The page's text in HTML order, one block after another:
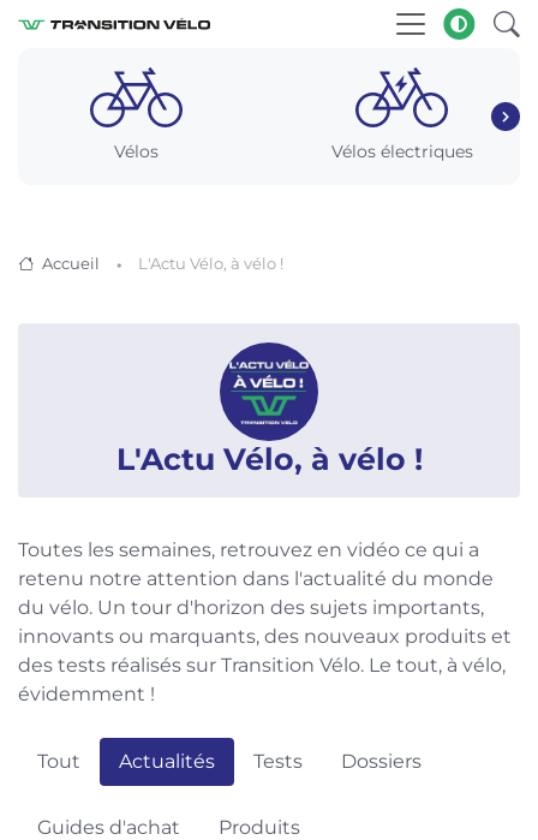
Vélos Vélos électriques
Accueil L'Actu Vélo, à vélo !
L'Actu Vélo, à vélo !
Toutes les semaines, retrouvez en vidéo ce qui a
retenu notre attention dans l'actualité du monde
du vélo. Un tour d'horizon des sujets importants,
innovants ou marquants, des nouveaux produits et
des tests réalisés sur Transition Vélo. Le tout, à vélo,
évidemment !
Tout Actualités Tests Dossiers
Guides d'achat Produits